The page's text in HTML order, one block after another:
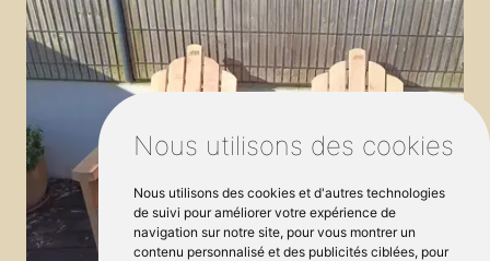
Nous utilisons des cookies
Nous utilisons des cookies et d'autres technologies
de suivi pour améliorer votre expérience de
navigation sur notre site, pour vous montrer un
contenu personnalisé et des publicités ciblées, pour